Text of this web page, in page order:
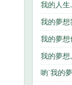
我的人生
我的夢想
我的夢想
我的夢想
喲`我的